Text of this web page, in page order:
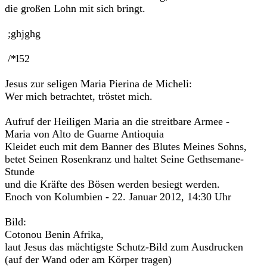
die großen Lohn mit sich bringt.
;ghjghg
/*l52
Jesus zur seligen Maria Pierina de Micheli:
Wer mich betrachtet, tröstet mich.
Aufruf der Heiligen Maria an die streitbare Armee -
Maria von Alto de Guarne Antioquia
Kleidet euch mit dem Banner des Blutes Meines Sohns,
betet Seinen Rosenkranz und haltet Seine Gethsemane-
Stunde
und die Kräfte des Bösen werden besiegt werden.
Enoch von Kolumbien - 22. Januar 2012, 14:30 Uhr
Bild:
Cotonou Benin Afrika,
laut Jesus das mächtigste Schutz-Bild zum Ausdrucken
(auf der Wand oder am Körper tragen)